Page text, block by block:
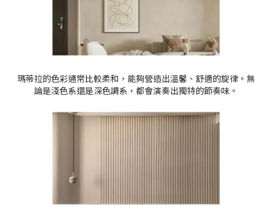
瑪蒂拉的色彩通常比較柔和，能夠營造出溫馨、舒適的旋律。無
論是淺色系還是深色調系，都會演奏出獨特的節奏味。